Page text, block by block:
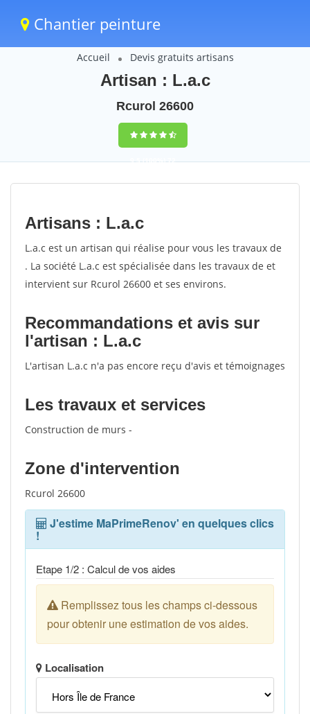
Chantier peinture
Accueil Devis gratuits artisans
Artisan : L.a.c
Rcurol 26600
9,5(100%)72
votes
Artisans : L.a.c
L.a.c est un artisan qui réalise pour vous les travaux de
. La société L.a.c est spécialisée dans les travaux de et
intervient sur Rcurol 26600 et ses environs.
Recommandations et avis sur
l'artisan : L.a.c
L'artisan L.a.c n'a pas encore reçu d'avis et témoignages
Les travaux et services
Construction de murs -
Zone d'intervention
Rcurol 26600